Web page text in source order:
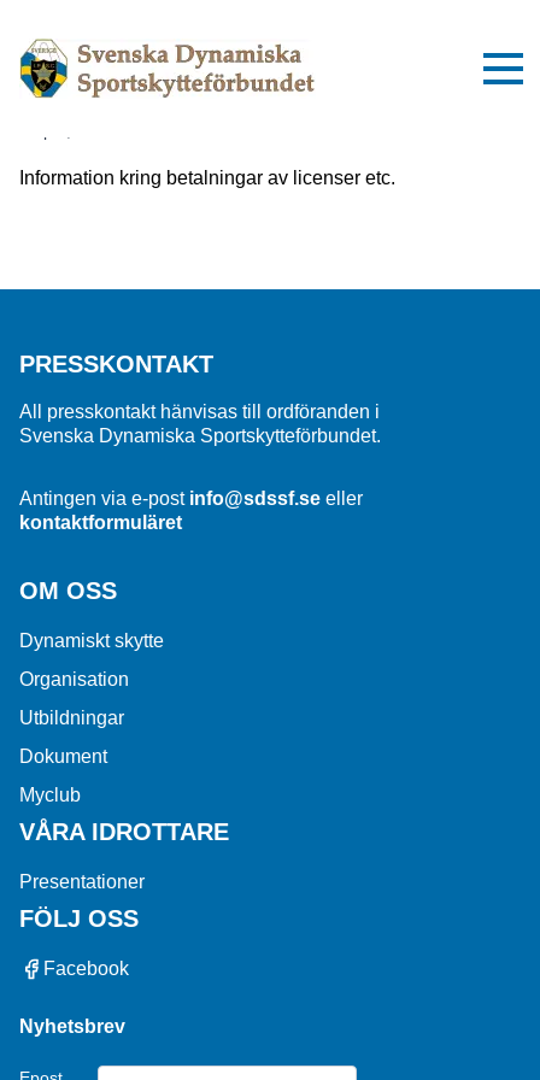
Viktig information om inbetalningar
till SDSSF
Information kring betalningar av licenser etc.
PRESSKONTAKT
All presskontakt hänvisas till ordföranden i
Svenska Dynamiska Sportskytteförbundet.
Antingen via e-post info@sdssf.se eller
kontaktformuläret
OM OSS
Dynamiskt skytte
Organisation
Utbildningar
Dokument
Myclub
VÅRA IDROTTARE
Presentationer
FÖLJ OSS
Facebook
Nyhetsbrev